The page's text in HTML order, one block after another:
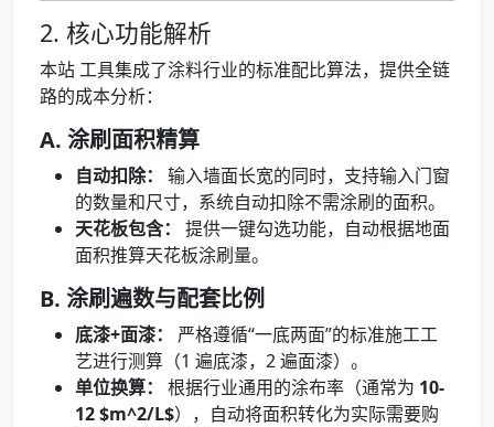
2. 核心功能解析
本站 工具集成了涂料行业的标准配比算法，提供全链
路的成本分析：
A. 涂刷面积精算
自动扣除：
输入墙面长宽的同时，支持输入门窗
的数量和尺寸，系统自动扣除不需涂刷的面积。
天花板包含：
提供一键勾选功能，自动根据地面
面积推算天花板涂刷量。
B. 涂刷遍数与配套比例
底漆+面漆：
严格遵循“一底两面”的标准施工工
艺进行测算（1 遍底漆，2 遍面漆）。
单位换算：
根据行业通用的涂布率（通常为 10-
12 $m^2/L$），自动将面积转化为实际需要购